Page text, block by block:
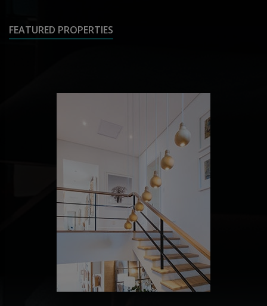
FEATURED PROPERTIES